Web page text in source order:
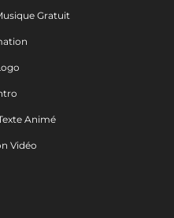
Gratuit
Animé
Vidéo